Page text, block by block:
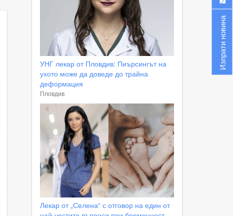
УНГ лекар от Пловдив: Пиърсингът на
ухото може да доведе до трайна
деформация
Пловдив
Лекар от „Селена“ с отговор на един от
Изпрати новина